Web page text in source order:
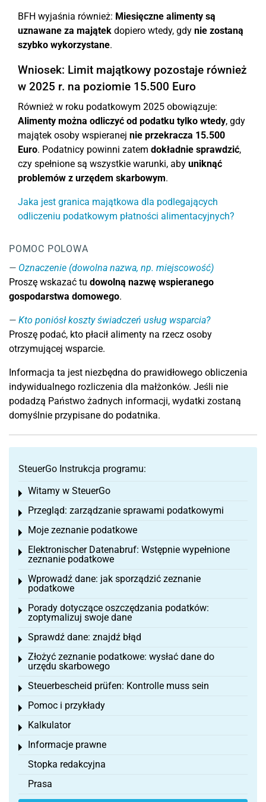
BFH wyjaśnia również: Miesięczne alimenty są
uznawane za majątek dopiero wtedy, gdy nie zostaną
szybko wykorzystane.
Wniosek: Limit majątkowy pozostaje również
w 2025 r. na poziomie 15.500 Euro
Również w roku podatkowym 2025 obowiązuje:
Alimenty można odliczyć od podatku tylko wtedy, gdy
majątek osoby wspieranej nie przekracza 15.500
Euro. Podatnicy powinni zatem dokładnie sprawdzić,
czy spełnione są wszystkie warunki, aby uniknąć
problemów z urzędem skarbowym.
Jaka jest granica majątkowa dla podlegających
odliczeniu podatkowym płatności alimentacyjnych?
POMOC POLOWA
Oznaczenie (dowolna nazwa, np. miejscowość)
Proszę wskazać tu dowolną nazwę wspieranego
gospodarstwa domowego.
Kto poniósł koszty świadczeń usług wsparcia?
Proszę podać, kto płacił alimenty na rzecz osoby
otrzymującej wsparcie.
Informacja ta jest niezbędna do prawidłowego obliczenia
indywidualnego rozliczenia dla małżonków. Jeśli nie
podadzą Państwo żadnych informacji, wydatki zostaną
domyślnie przypisane do podatnika.
SteuerGo Instrukcja programu:
Witamy w SteuerGo
Toggle menu
Przegląd: zarządzanie sprawami podatkowymi
Toggle menu
Moje zeznanie podatkowe
Toggle menu
Elektronischer Datenabruf: Wstępnie wypełnione
zeznanie podatkowe
Toggle menu
Wprowadź dane: jak sporządzić zeznanie
podatkowe
Toggle menu
Porady dotyczące oszczędzania podatków:
zoptymalizuj swoje dane
Toggle menu
Sprawdź dane: znajdź błąd
Toggle menu
Złożyć zeznanie podatkowe: wysłać dane do
urzędu skarbowego
Toggle menu
Steuerbescheid prüfen: Kontrolle muss sein
Toggle menu
Pomoc i przykłady
Toggle menu
Kalkulator
Toggle menu
Informacje prawne
Toggle menu
Stopka redakcyjna
Prasa